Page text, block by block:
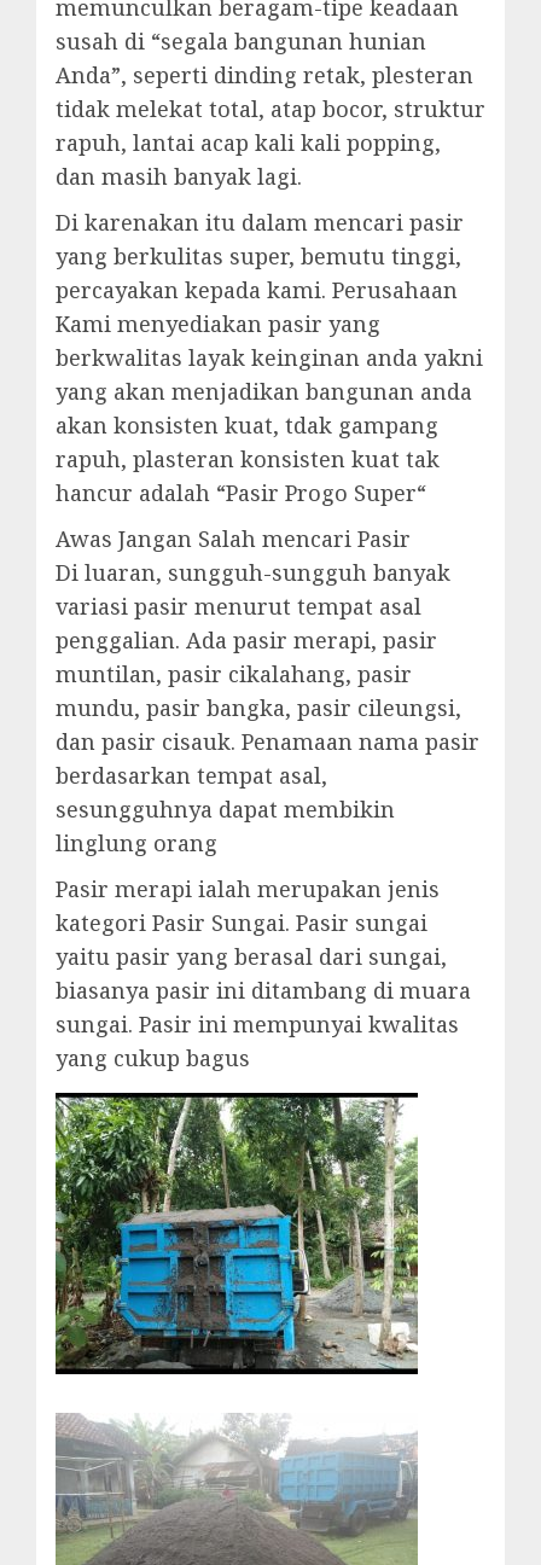
memunculkan beragam-tipe keadaan
susah di “segala bangunan hunian
Anda”, seperti dinding retak, plesteran
tidak melekat total, atap bocor, struktur
rapuh, lantai acap kali kali popping,
dan masih banyak lagi.
Di karenakan itu dalam mencari pasir
yang berkulitas super, bemutu tinggi,
percayakan kepada kami. Perusahaan
Kami menyediakan pasir yang
berkwalitas layak keinginan anda yakni
yang akan menjadikan bangunan anda
akan konsisten kuat, tdak gampang
rapuh, plasteran konsisten kuat tak
hancur adalah “Pasir Progo Super“
Awas Jangan Salah mencari Pasir
Di luaran, sungguh-sungguh banyak
variasi pasir menurut tempat asal
penggalian. Ada pasir merapi, pasir
muntilan, pasir cikalahang, pasir
mundu, pasir bangka, pasir cileungsi,
dan pasir cisauk. Penamaan nama pasir
berdasarkan tempat asal,
sesungguhnya dapat membikin
linglung orang
Pasir merapi ialah merupakan jenis
kategori Pasir Sungai. Pasir sungai
yaitu pasir yang berasal dari sungai,
biasanya pasir ini ditambang di muara
sungai. Pasir ini mempunyai kwalitas
yang cukup bagus